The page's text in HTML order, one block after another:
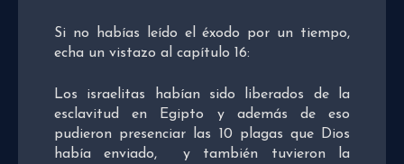
Si no habías leído el éxodo por un tiempo,
echa un vistazo al capítulo 16:
Los israelitas habían sido liberados de la
esclavitud en Egipto y además de eso
pudieron presenciar las 10 plagas que Dios
había enviado, y también tuvieron la